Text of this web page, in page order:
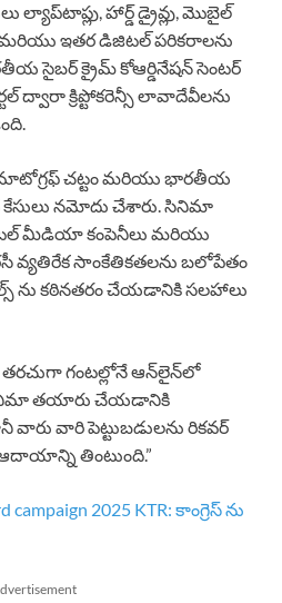
హార్డ్ డ్రైవ్లు, మొబైల్
మరియు ఇతర డిజిటల్ పరికరాలను
సైబర్ క్రైమ్ కోఆర్డినేషన్ సెంటర్
ద్వారా క్రిప్టోకరెన్సీ లావాదేవీలను
చట్టం మరియు భారతీయ
నమోదు చేశారు. సినిమా
మీడియా కంపెనీలు మరియు
వ్యతిరేక సాంకేతికతలను బలోపేతం
ను కఠినతరం చేయడానికి సలహాలు
తరచుగా గంటల్లోనే ఆన్‌లైన్‌లో
తయారు చేయడానికి
వారు వారి పెట్టుబడులను రికవర్
తింటుంది.”
campaign 2025 KTR: కాంగ్రెస్ ను